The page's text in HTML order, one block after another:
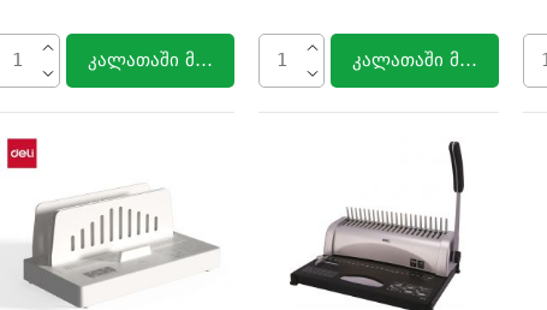
კალათაში მოთავსება კალათაში მოთავსება